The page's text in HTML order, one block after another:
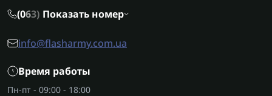
(063) Показать номер
info@flasharmy.com.ua
Время работы
Пн-пт - 09:00 - 18:00